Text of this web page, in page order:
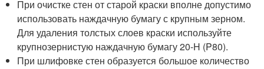
При очистке стен от старой краски вполне допустимо
использовать наждачную бумагу с крупным зерном.
Для удаления толстых слоев краски используйте
крупнозернистую наждачную бумагу 20-H (P80).
При шлифовке стен образуется большое количество